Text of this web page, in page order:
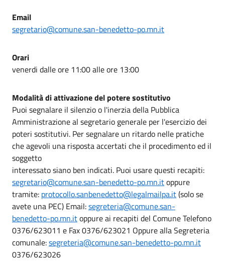
Email
segretario@comune.san-benedetto-po.mn.it
Orari
venerdi dalle ore 11:00 alle ore 13:00
Modalità di attivazione del potere sostitutivo
Puoi segnalare il silenzio o l'inerzia della Pubblica
Amministrazione al segretario generale per l'esercizio dei
poteri sostitutivi. Per segnalare un ritardo nelle pratiche
che agevoli una risposta accertati che il procedimento ed il
soggetto
interessato siano ben indicati. Puoi usare questi recapiti:
segretario@comune.san-benedetto-po.mn.itoppure
tramite: protocollo.sanbenedetto@legalmailpa.it(solo se
avete una PEC) Email:segreteria@comune.san-
benedetto-po.mn.itoppure ai recapiti del Comune Telefono
0376/623011 e Fax 0376/623021 Oppure alla Segreteria
comunale:segreteria@comune.san-benedetto-po.mn.it
0376/623026